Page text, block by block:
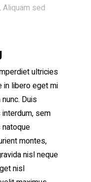
Aliquam sed
ultricies
libero eget mi
Duis
sem
natoque
montes,
nisl neque
nisl